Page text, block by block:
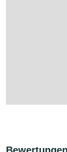
Bewertungen